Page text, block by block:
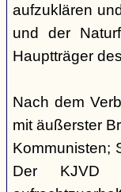
aufzuklären
und der
Hauptträger
Nach dem
mit äußerster
Kommunisten;
Der KJVD